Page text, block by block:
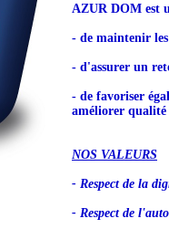
AZUR DOM est
- de maintenir les
- d'assurer un
- de favoriser
améliorer
NOS VALEURS
- Respect de la
- Respect de